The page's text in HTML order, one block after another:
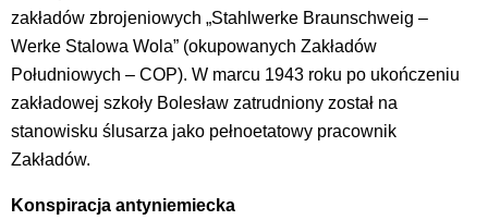
zakładów zbrojeniowych „Stahlwerke Braunschweig –
Werke Stalowa Wola” (okupowanych Zakładów
Południowych – COP). W marcu 1943 roku po ukończeniu
zakładowej szkoły Bolesław zatrudniony został na
stanowisku ślusarza jako pełnoetatowy pracownik
Zakładów.
Konspiracja antyniemiecka